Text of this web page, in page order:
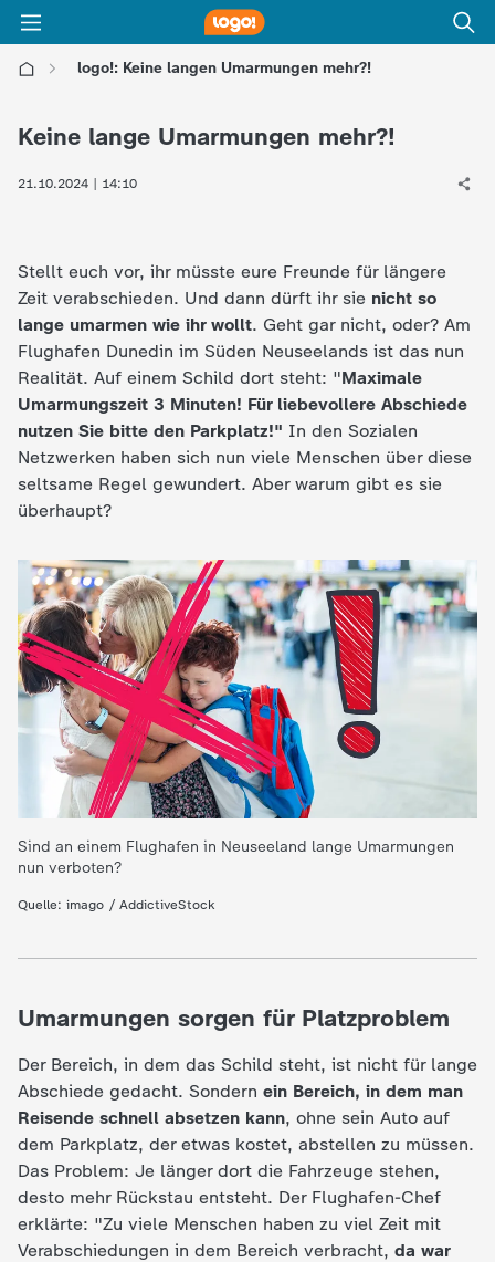
logo!: Keine langen Umarmungen mehr?!
o
o
d
n
e
n
a
h
c
Keine lange Umarmungen mehr?!
21.10.2024 | 14:10
Stellt euch vor, ihr müsste eure Freunde für längere
Zeit verabschieden. Und dann dürft ihr sie nicht so
lange umarmen wie ihr wollt. Geht gar nicht, oder? Am
Flughafen Dunedin im Süden Neuseelands ist das nun
Realität. Auf einem Schild dort steht: "Maximale
Umarmungszeit 3 Minuten! Für liebevollere Abschiede
nutzen Sie bitte den Parkplatz!" In den Sozialen
Netzwerken haben sich nun viele Menschen über diese
seltsame Regel gewundert. Aber warum gibt es sie
überhaupt?
Sind an einem Flughafen in Neuseeland lange Umarmungen
nun verboten?
Quelle: imago / AddictiveStock
Umarmungen sorgen für Platzproblem
Der Bereich, in dem das Schild steht, ist nicht für lange
Abschiede gedacht. Sondern ein Bereich, in dem man
Reisende schnell absetzen kann, ohne sein Auto auf
dem Parkplatz, der etwas kostet, abstellen zu müssen.
Das Problem: Je länger dort die Fahrzeuge stehen,
desto mehr Rückstau entsteht. Der Flughafen-Chef
erklärte: "Zu viele Menschen haben zu viel Zeit mit
Verabschiedungen in dem Bereich verbracht, da war